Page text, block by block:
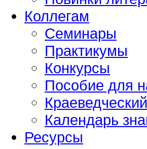
Коллегам
Семинары
Практикумы
Конкурсы
Пособие для
Календарь
Ресурсы